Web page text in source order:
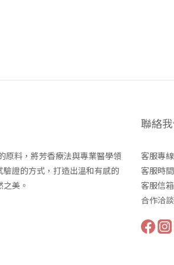
原料，將芳香療法與專業醫學領
證的方式，打造出溫和有感的
美。
聯絡
客服專
客服時
客服信
合作洽談